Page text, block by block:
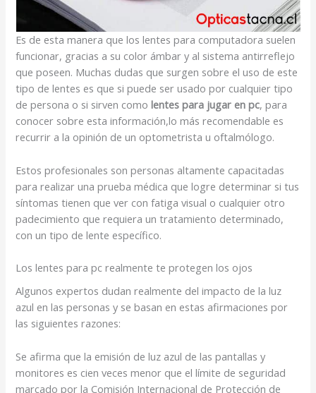
Es de esta manera que los lentes para computadora suelen
funcionar, gracias a su color ámbar y al sistema antirreflejo
que poseen. Muchas dudas que surgen sobre el uso de este
tipo de lentes es que si puede ser usado por cualquier tipo
de persona o si sirven comolentes para jugar en pc, para
conocer sobre esta información,lo más recomendable es
recurrir a la opinión de un optometrista u oftalmólogo.
Estos profesionales son personas altamente capacitadas
para realizar una prueba médica que logre determinar si tus
síntomas tienen que ver con fatiga visual o cualquier otro
padecimiento que requiera un tratamiento determinado,
con un tipo de lente específico.
Los lentes para pc realmente te protegen los ojos
Algunos expertos dudan realmente del impacto de la luz
azul en las personas y se basan en estas afirmaciones por
las siguientes razones:
Se afirma que la emisión de luz azul de las pantallas y
monitores es cien veces menor que el límite de seguridad
marcado por la Comisión Internacional de Protección de